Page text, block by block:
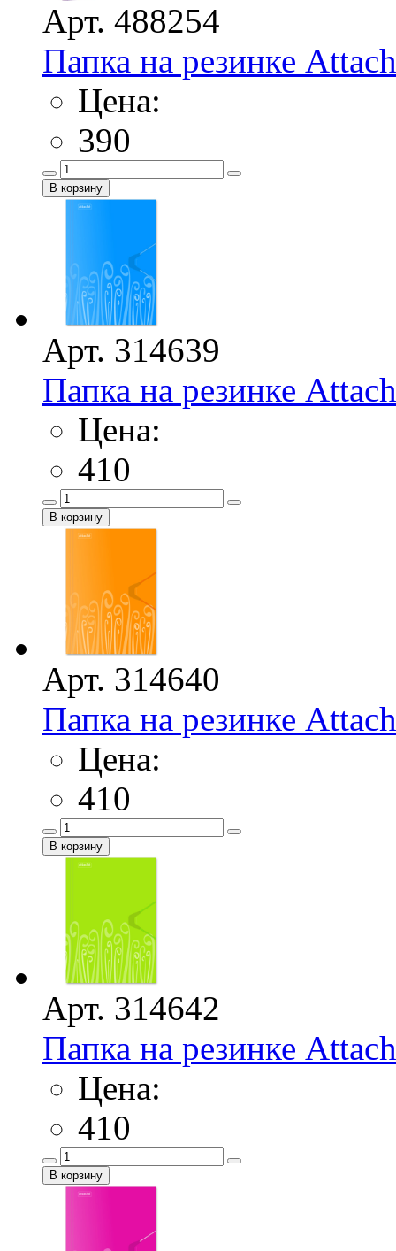
Арт. 488254
Папка на резинке
Цена:
390
Арт. 314639
Папка на резинке
Цена:
410
Арт. 314640
Папка на резинке
Цена:
410
Арт. 314642
Папка на резинке
Цена:
410